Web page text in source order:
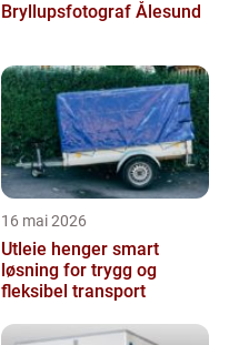
Bryllupsfotograf Ålesund
16 mai 2026
Utleie henger smart
løsning for trygg og
fleksibel transport